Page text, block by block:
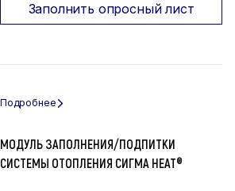
Заполнить опросный лист
МОДУЛЬ ЗАПОЛНЕНИЯ/ПОДПИТКИ
СИСТЕМЫ ОТОПЛЕНИЯ СИГМА HEAT®